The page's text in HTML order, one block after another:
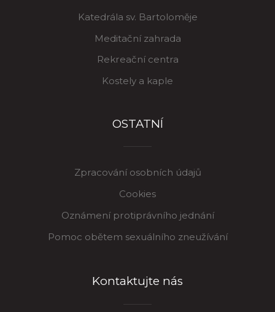
Katedrála sv. Bartoloměje
Meditační zahrada
Rekreační centra
Kostely a kaple
OSTATNÍ
Zpracování osobních údajů
Cookies
Oznámení protiprávního jednání
Pomoc obětem sexuálního zneužívání
Kontaktujte nás